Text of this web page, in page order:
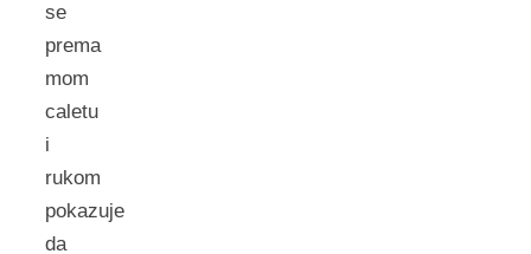
se
prema
mom
caletu
i
rukom
pokazuje
da